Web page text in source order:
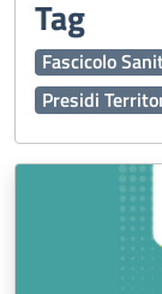
Tag
Fascicolo
Presidi